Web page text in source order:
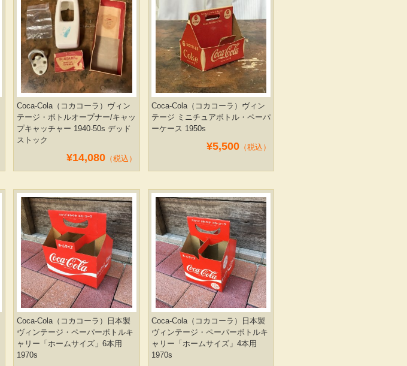
Coca-Cola（コカコーラ）ヴィン
テージ・ボトルオープナー/キャッ
プキャッチャー 1940-50s デッド
ストック
¥14,080（税込）
Coca-Cola（コカコーラ）ヴィン
テージ ミニチュアボトル・ペーパ
ーケース 1950s
¥5,500 （税込）
Coca-Cola（コカコーラ）日本製
ヴィンテージ・ペーパーボトルキ
ャリー「ホームサイズ」6本用
1970s
Coca-Cola（コカコーラ）日本製
ヴィンテージ・ペーパーボトルキ
ャリー「ホームサイズ」4本用
1970s